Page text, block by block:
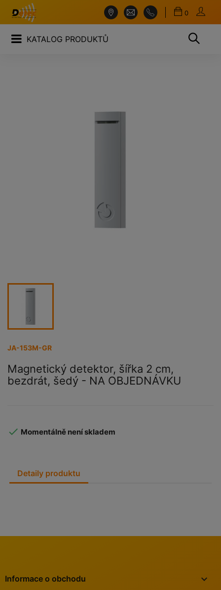
0
KATALOG PRODUKTŮ
JA-153M-GR
Magnetický detektor, šířka 2 cm,
bezdrát, šedý - NA OBJEDNÁVKU
 Momentálně není skladem
Detaily produktu
Informace o obchodu keyboard_arrow_down